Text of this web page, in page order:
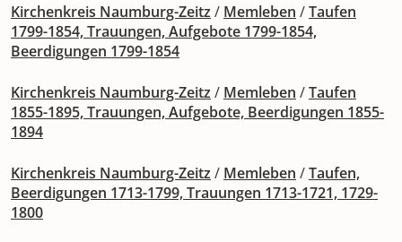
Kirchenkreis Naumburg-Zeitz / Memleben /Taufen
1799-1854, Trauungen, Aufgebote 1799-1854,
Beerdigungen 1799-1854
Kirchenkreis Naumburg-Zeitz / Memleben /Taufen
1855-1895, Trauungen, Aufgebote, Beerdigungen 1855-
1894
Kirchenkreis Naumburg-Zeitz / Memleben /Taufen,
Beerdigungen 1713-1799, Trauungen 1713-1721, 1729-
1800